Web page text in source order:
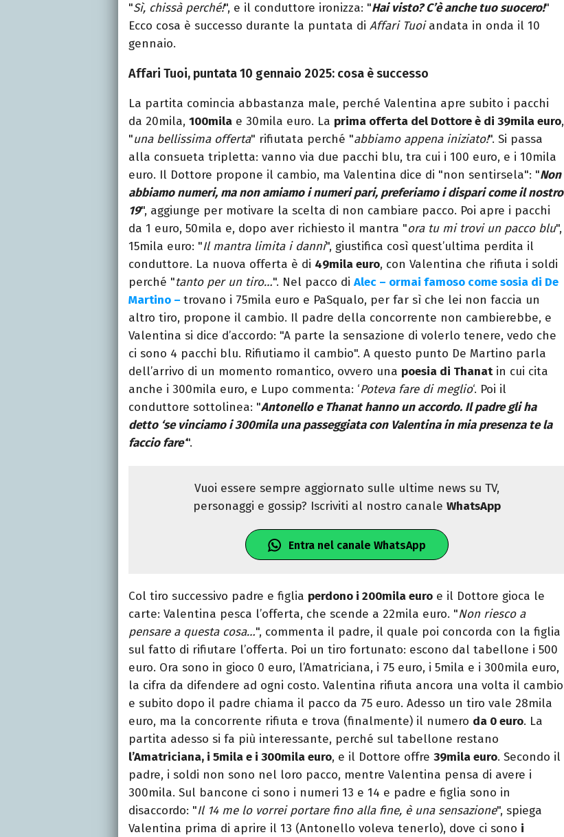
"Sì, chissà perché!", e il conduttore ironizza: "Hai visto? C’è anche tuo suocero!"
Ecco cosa è successo durante la puntata di Affari Tuoiandata in onda il 10
gennaio.
Affari Tuoi, puntata 10 gennaio 2025: cosa è successo
La partita comincia abbastanza male, perché Valentina apre subito i pacchi
da 20mila, 100mila e 30mila euro. La prima offerta del Dottore è di 39mila euro,
"una bellissima offerta" rifiutata perché "abbiamo appena iniziato!". Si passa
alla consueta tripletta: vanno via due pacchi blu, tra cui i 100 euro, e i 10mila
euro. Il Dottore propone il cambio, ma Valentina dice di "non sentirsela": "Non
abbiamo numeri, ma non amiamo i numeri pari, preferiamo i dispari come il nostro
19", aggiunge per motivare la scelta di non cambiare pacco. Poi apre i pacchi
da 1 euro, 50mila e, dopo aver richiesto il mantra "ora tu mi trovi un pacco blu",
15mila euro: "Il mantra limita i danni", giustifica così quest’ultima perdita il
conduttore. La nuova offerta è di 49mila euro, con Valentina che rifiuta i soldi
perché "tanto per un tiro…". Nel pacco di Alec – ormai famoso come sosia di De
Martino – trovano i 75mila euro e PaSqualo, per far sì che lei non faccia un
altro tiro, propone il cambio. Il padre della concorrente non cambierebbe, e
Valentina si dice d’accordo: "A parte la sensazione di volerlo tenere, vedo che
ci sono 4 pacchi blu. Rifiutiamo il cambio". A questo punto De Martino parla
dell’arrivo di un momento romantico, ovvero una poesia di Thanatin cui cita
anche i 300mila euro, e Lupo commenta: ‘Poteva fare di meglio‘. Poi il
conduttore sottolinea: "Antonello e Thanat hanno un accordo. Il padre gli ha
detto ‘se vinciamo i 300mila una passeggiata con Valentina in mia presenza te la
faccio fare‘".
Vuoi essere sempre aggiornato sulle ultime news su TV,
personaggi e gossip? Iscriviti al nostro canaleWhatsApp
Entra nel canale WhatsApp
Col tiro successivo padre e figlia perdono i 200mila euro e il Dottore gioca le
carte: Valentina pesca l’offerta, che scende a 22mila euro. "Non riesco a
pensare a questa cosa…", commenta il padre, il quale poi concorda con la figlia
sul fatto di rifiutare l’offerta. Poi un tiro fortunato: escono dal tabellone i 500
euro. Ora sono in gioco 0 euro, l’Amatriciana, i 75 euro, i 5mila e i 300mila euro,
la cifra da difendere ad ogni costo. Valentina rifiuta ancora una volta il cambio
e subito dopo il padre chiama il pacco da 75 euro. Adesso un tiro vale 28mila
euro, ma la concorrente rifiuta e trova (finalmente) il numero da 0 euro. La
partita adesso si fa più interessante, perché sul tabellone restano
l’Amatriciana, i 5mila e i 300mila euro, e il Dottore offre 39mila euro. Secondo il
padre, i soldi non sono nel loro pacco, mentre Valentina pensa di avere i
300mila. Sul bancone ci sono i numeri 13 e 14 e padre e figlia sono in
disaccordo: "Il 14 me lo vorrei portare fino alla fine, è una sensazione", spiega
Valentina prima di aprire il 13 (Antonello voleva tenerlo), dove ci sono i